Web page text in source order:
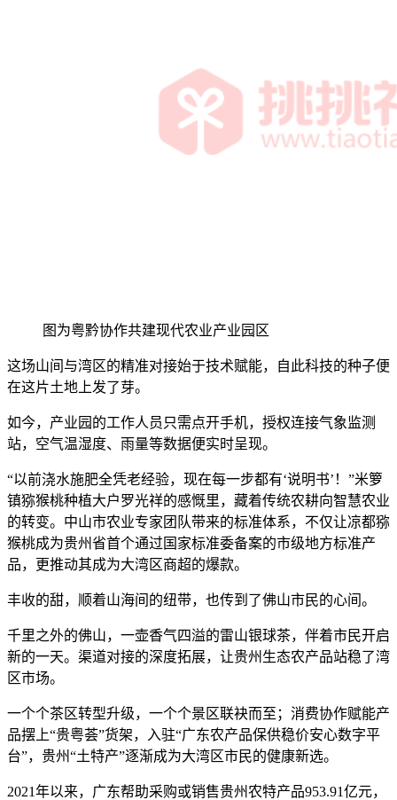
图为粤黔协作共建现代农业产业园区
这场山间与湾区的精准对接始于技术赋能，自此科技的种子便
在这片土地上发了芽。
如今，产业园的工作人员只需点开手机，授权连接气象监测
站，空气温湿度、雨量等数据便实时呈现。
“以前浇水施肥全凭老经验，现在每一步都有‘说明书’！”米箩
镇猕猴桃种植大户罗光祥的感慨里，藏着传统农耕向智慧农业
的转变。中山市农业专家团队带来的标准体系，不仅让凉都猕
猴桃成为贵州省首个通过国家标准委备案的市级地方标准产
品，更推动其成为大湾区商超的爆款。
丰收的甜，顺着山海间的纽带，也传到了佛山市民的心间。
千里之外的佛山，一壶香气四溢的雷山银球茶，伴着市民开启
新的一天。渠道对接的深度拓展，让贵州生态农产品站稳了湾
区市场。
一个个茶区转型升级，一个个景区联袂而至；消费协作赋能产
品摆上“贵粤荟”货架，入驻“广东农产品保供稳价安心数字平
台”，贵州“土特产”逐渐成为大湾区市民的健康新选。
2021年以来，广东帮助采购或销售贵州农特产品953.91亿元，